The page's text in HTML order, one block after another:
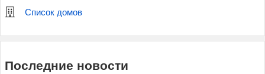
Список домов
Последние новости